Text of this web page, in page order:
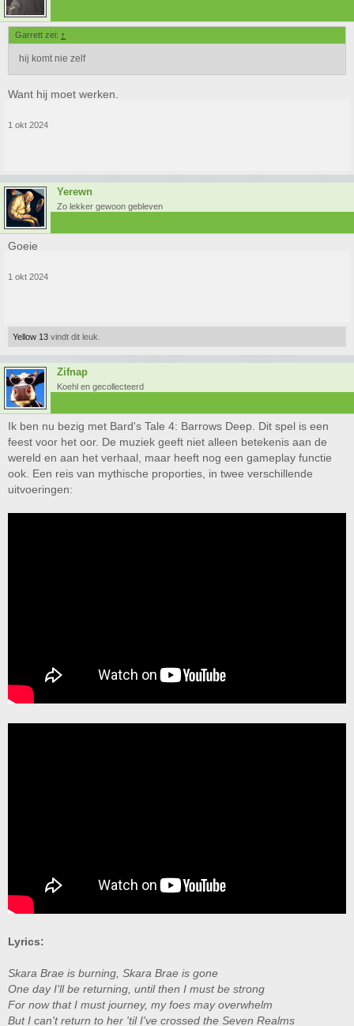
Garrett zei: ↑
hij komt nie zelf
Want hij moet werken.
1 okt 2024
Yerewn
Zo lekker gewoon gebleven
Goeie
1 okt 2024
Yellow 13 vindt dit leuk.
Zifnap
Koehl en gecollecteerd
Ik ben nu bezig met Bard's Tale 4: Barrows Deep. Dit spel is een
feest voor het oor. De muziek geeft niet alleen betekenis aan de
wereld en aan het verhaal, maar heeft nog een gameplay functie
ook. Een reis van mythische proporties, in twee verschillende
uitvoeringen:
Lyrics:
Skara Brae is burning, Skara Brae is gone
One day I'll be returning, until then I must be strong
For now that I must journey, my foes may overwhelm
But I can't return to her 'til I've crossed the Seven Realms